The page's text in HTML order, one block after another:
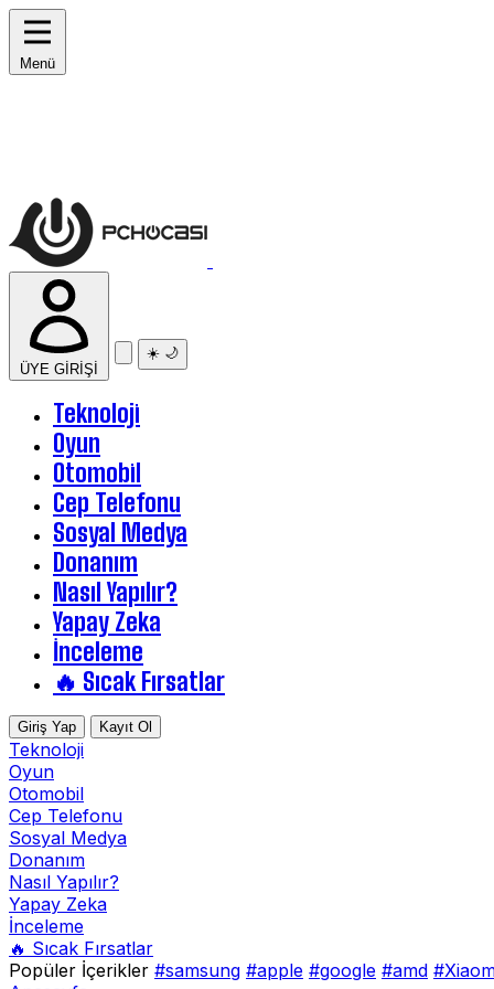
Menü
ÜYE GİRİŞİ
☀️ 🌙
Teknoloji
Oyun
Otomobil
Cep Telefonu
Sosyal Medya
Donanım
Nasıl Yapılır?
Yapay Zeka
İnceleme
🔥 Sıcak Fırsatlar
Giriş Yap Kayıt Ol
Teknoloji
Oyun
Otomobil
Cep Telefonu
Sosyal Medya
Donanım
Nasıl Yapılır?
Yapay Zeka
İnceleme
🔥 Sıcak Fırsatlar
Popüler İçerikler #samsung #apple #google #amd